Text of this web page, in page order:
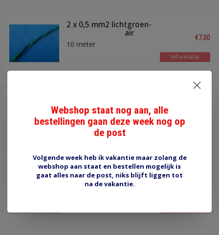
2 x 0,5 mm2 lichtgroen-
zwart twisted pair
10 meter
€7,00
Informatie
paars twisted pair
10 meter
2 x 0,5 mm2 bruin-grijs
twisted pair
Webshop staat nog aan, alle
bestellingen gaan deze week nog op
de post
Volgende week heb ik vakantie maar zolang de
webshop aan staat en bestellen mogelijk is
gaat alles naar de post, niks blijft liggen tot
na de vakantie.